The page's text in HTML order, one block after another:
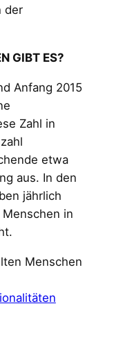
der
GIBT ES?
Anfang 2015
Zahl in
etwa
aus. In den
jährlich
in
Menschen